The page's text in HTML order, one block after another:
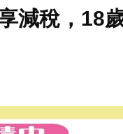
減稅，18